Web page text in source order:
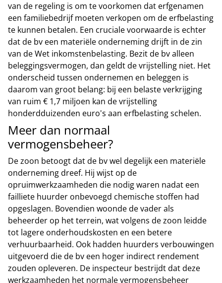
van de regeling is om te voorkomen dat erfgenamen
een familiebedrijf moeten verkopen om de erfbelasting
te kunnen betalen. Een cruciale voorwaarde is echter
dat de bv een materiële onderneming drijft in de zin
van de Wet inkomstenbelasting. Bezit de bv alleen
beleggingsvermogen, dan geldt de vrijstelling niet. Het
onderscheid tussen ondernemen en beleggen is
daarom van groot belang: bij een belaste verkrijging
van ruim € 1,7 miljoen kan de vrijstelling
honderdduizenden euro's aan erfbelasting schelen.
Meer dan normaal
vermogensbeheer?
De zoon betoogt dat de bv wel degelijk een materiële
onderneming dreef. Hij wijst op de
opruimwerkzaamheden die nodig waren nadat een
failliete huurder onbevoegd chemische stoffen had
opgeslagen. Bovendien woonde de vader als
beheerder op het terrein, wat volgens de zoon leidde
tot lagere onderhoudskosten en een betere
verhuurbaarheid. Ook hadden huurders verbouwingen
uitgevoerd die de bv een hoger indirect rendement
zouden opleveren. De inspecteur bestrijdt dat deze
werkzaamheden het normale vermogensbeheer